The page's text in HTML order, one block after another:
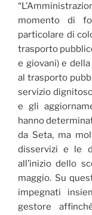
momento di
particolare di
trasporto
e giovani) e
al trasporto
servizio
e gli
hanno
da Seta, ma
disservizi e le
all’inizio dello
maggio. Su
impegnati
gestore